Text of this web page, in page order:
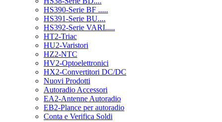
HS390-Serie BF .....
HS391-Serie BU....
HS392-Serie VARI.....
HT2-Triac
HU2-Varistori
HZ2-NTC
HV2-Optoelettronici
HX2-Convertitori DC/DC
Nuovi Prodotti
Autoradio Accessori
EA2-Antenne Autoradio
EB2-Plance per autoradio
Conta e Verifica Soldi